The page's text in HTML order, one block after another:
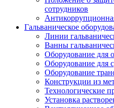
сотрудников
Гальваническое
Линии
Ванны
Оборудование для
Оборудование для
Оборудование
Конструкции из
Технологические
Установка